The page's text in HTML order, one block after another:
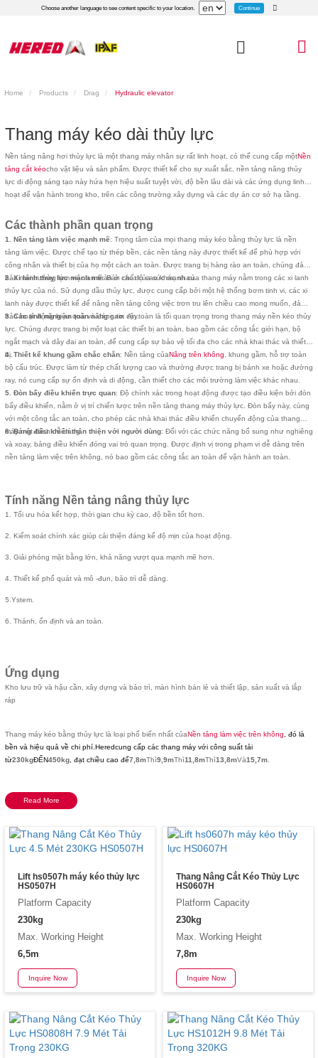
Choose another language to see content specific to your location. Continue
Home Products Drag Hydraulic elevator
Thang máy kéo dài thủy lực
Nền tảng nâng hơi thủy lực là một thang máy nhân sự rất linh hoạt, có thể cung cấp mộtNền
tảng cắt kéocho vật liệu và sản phẩm. Được thiết kế cho sự xuất sắc, nền tảng nâng thủy
lực di động sáng tạo này hứa hẹn hiệu suất tuyệt vời, độ bền lâu dài và các ứng dụng linh
hoạt để vận hành trong kho, trên các công trường xây dựng và các dự án cơ sở hạ tầng.
Các thành phần quan trọng
1. Nền tảng làm việc mạnh mẽ: Trọng tâm của mọi thang máy kéo bằng thủy lực là nền
tảng làm việc. Được chế tạo từ thép bền, các nền tảng này được thiết kế để phù hợp với
công nhân và thiết bị của họ một cách an toàn. Được trang bị hàng rào an toàn, chúng đảm
bảo môi trường làm việc an toàn ở các độ cao khác nhau.
2. Xi lanh thủy lực mạnh mẽ: Bản chất của sức mạnh của thang máy nằm trong các xi lanh
thủy lực của nó. Sử dụng dầu thủy lực, được cung cấp bởi một hệ thống bơm tinh vi, các xi
lanh này được thiết kế để nâng nền tảng công việc trơn tru lên chiều cao mong muốn, đảm
bảo hoạt động hiệu quả và đáng tin cậy.
3. Các tính năng an toàn nâng cao: An toàn là tối quan trọng trong thang máy nền kéo thủy
lực. Chúng được trang bị một loạt các thiết bị an toàn, bao gồm các công tắc giới hạn, bộ
ngắt mạch và dây đai an toàn, để cung cấp sự bảo vệ tối đa cho các nhà khai thác và thiết
bị.
4. Thiết kế khung gầm chắc chắn: Nền tảng củaNâng trên không , khung gầm, hỗ trợ toàn
bộ cấu trúc. Được làm từ thép chất lượng cao và thường được trang bị bánh xe hoặc đường
ray, nó cung cấp sự ổn định và di động, cần thiết cho các môi trường làm việc khác nhau.
5. Đòn bẩy điều khiển trực quan: Độ chính xác trong hoạt động được tạo điều kiện bởi đòn
bẩy điều khiển, nằm ở vị trí chiến lược trên nền tảng thang máy thủy lực. Đòn bẩy này, cùng
với một công tắc an toàn, cho phép các nhà khai thác điều khiển chuyển động của thang
máy một cách dễ dàng.
6. Bảng điều khiển thân thiện với người dùng: Đối với các chức năng bổ sung như nghiêng
và xoay, bảng điều khiển đóng vai trò quan trọng. Được định vị trong phạm vi dễ dàng trên
nền tảng làm việc trên không, nó bao gồm các công tắc an toàn để vận hành an toàn.
Tính năng Nền tảng nâng thủy lực
1. Tối ưu hóa kết hợp, thời gian chu kỳ cao, độ bền tốt hơn.
2. Kiểm soát chính xác giúp cải thiện đáng kể độ mịn của hoạt động.
3. Giải phóng mặt bằng lớn, khả năng vượt qua mạnh mẽ hơn.
4. Thiết kế phổ quát và mô -đun, bảo trì dễ dàng.
5. Ystem.
6. Thánh, ổn định và an toàn.
Ứng dụng
Kho lưu trữ và hậu cần, xây dựng và bảo trì, màn hình bán lẻ và thiết lập, sản xuất và lắp
ráp
Thang máy kéo bằng thủy lực là loại phổ biến nhất củaNền tảng làm việc trên không , đó là
bền và hiệu quả về chi phí. Heredcung cấp các thang máy với công suất tải
từ230kgĐẾN450kg , đạt chiều cao để7,8mThì9,9mThì11,8mThì13,8mVà15,7m
Read More
Lift hs0507h máy kéo thủy lực
HS0507H
Platform Capacity
230kg
Max. Working Height
6,5m
Inquire Now
Thang Nâng Cắt Kéo Thủy Lực
HS0607H
Platform Capacity
230kg
Max. Working Height
7,8m
Inquire Now